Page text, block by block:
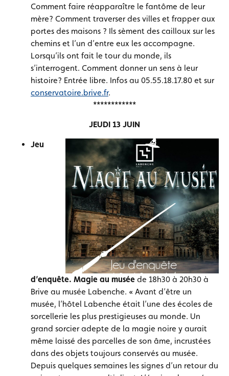
Comment faire réapparaître le fantôme de leur
mère? Comment traverser des villes et frapper aux
portes des maisons ? Ils sèment des cailloux sur les
chemins et l’un d’entre eux les accompagne.
Lorsqu’ils ont fait le tour du monde, ils
s’interrogent. Comment donner un sens à leur
histoire? Entrée libre. Infos au 05.55.18.17.80 et sur
conservatoire.brive.fr.
************
JEUDI 13 JUIN
Jeu
d’enquête. Magie au musée de 18h30 à 20h30 à
Brive au musée Labenche. « Avant d’être un
musée, l’hôtel Labenche était l’une des écoles de
sorcellerie les plus prestigieuses au monde. Un
grand sorcier adepte de la magie noire y aurait
même laissé des parcelles de son âme, incrustées
dans des objets toujours conservés au musée.
Depuis quelques semaines les signes d’un retour du